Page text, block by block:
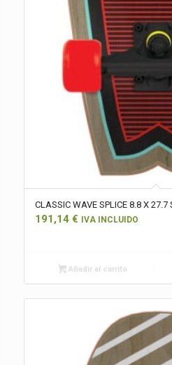
CLASSIC WAVE SPLICE 8.8 X 27.7
191,14 € IVA INCLUIDO
Añadir al carrito